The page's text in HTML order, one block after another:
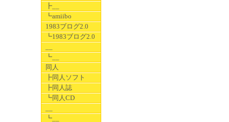
┣__
┗amiibo
1983ブログ2.0
┗1983ブログ2.0
┗__
同人
┣同人ソフト
┣同人誌
┗同人CD
┗__